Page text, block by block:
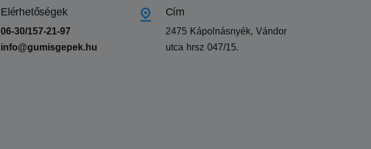
Elérhetőségek
06-30/157-21-97
info@gumisgepek.hu
Cím
2475 Kápolnásnyék, Vándor
utca hrsz 047/15.